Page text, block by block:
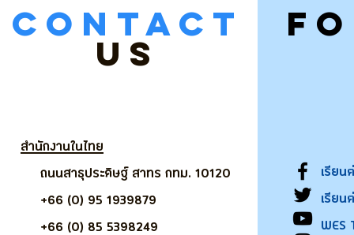
CONTACT
US
สำนักงานในไทย
ถนนสาธุประดิษฐ์ สาทร กทม. 10120
+66 (0) 95 1939879
+66 (0) 85 5398249
เรียน
เรียน
WES